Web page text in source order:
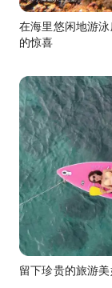
在海里悠闲地游
的惊喜
留下珍贵的旅游